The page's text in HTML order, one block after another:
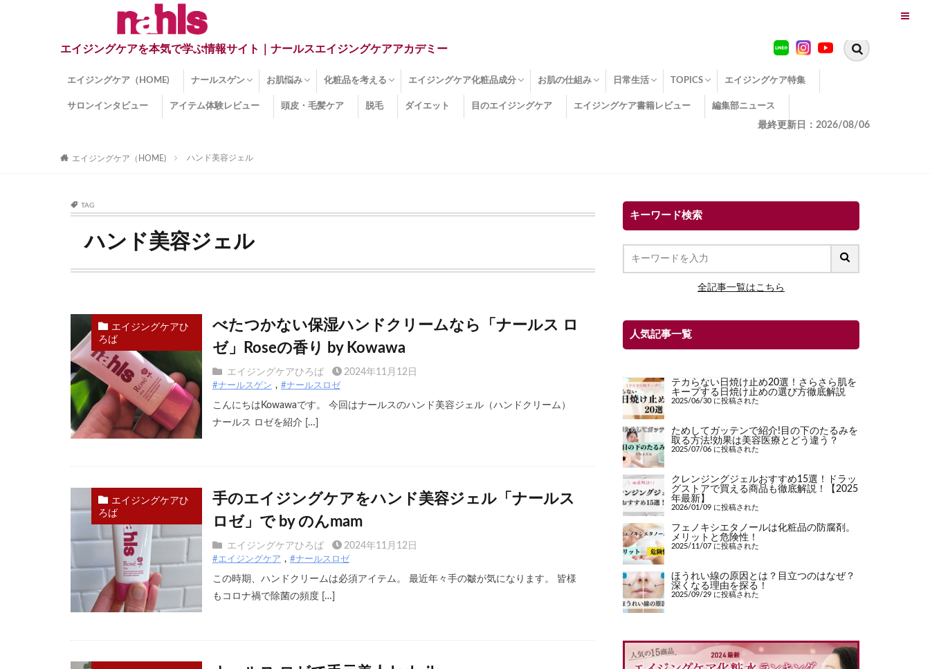
エイジングケアを本気で学ぶ情報サイト｜ナールスエイジングケアアカデミー
エイジングケア（HOME) ナールスゲン
ナールスゲンとは？
ナールスゲン関連成分
お肌悩み
インナードライ肌
くすみ
目の下のクマ
しみ
しわ
顔・頭皮のたるみ
ほうれい線
毛穴
手荒れ
乾燥肌
敏感肌
紫外線ダメージ
薄毛
その他のお肌悩み
化粧品を考える
エイジングケア化粧品
化粧水
美容液
保湿クリーム
酵素洗顔
ハンドクリーム
フェイスマスク
ほうれい線化粧品
コラーゲン化粧品
メイク化粧品
洗顔・クレンジング
オールインワン化粧品
その他の化粧品
エイジングケア化粧品成分
エイジングケア化粧品(成分)
セラミド
ネオダーミル
プロテオグリカン
ビタミンC誘導体
コラーゲン
その他の化粧品成分
お肌の仕組み
エイジング
ターンオーバー
皮下組織
表皮
真皮
表皮常在菌
女性ホルモン
その他
日常生活
糖化
便秘
TOPICS
エイジングケア TOPICS
コラーゲンサプリの効果
エイジングケアクイズ
季節別のエイジングケア
幸福とエイジングケア
温活でアンチエイジング
イオン導入
エイジングケア3つのポイント
エイジングケアセミナー
エイジングケアトピックス
動画でみるエイジングケア
エイジングケア特集
サロンインタビュー アイテム体験レビュー 頭皮・毛髪ケア 脱毛 ダイエット 目のエイジングケア エイジングケア書籍レビュー 編集部ニュース
最終更新日：2026/08/06
エイジングケア（HOME) ハンド美容ジェル
TAG
ハンド美容ジェル
エイジングケアひ
ろば
べたつかない保湿ハンドクリームなら「ナールス ロ
ゼ」Roseの香り by Kowawa
エイジングケアひろば 2024年11月12日
#ナールスゲン #ナールスロゼ
こんにちはKowawaです。 今回はナールスのハンド美容ジェル（ハンドクリーム）
ナールス ロゼを紹介 […]
エイジングケアひ
ろば
手のエイジングケアをハンド美容ジェル「ナールス
ロゼ」で by のんmam
エイジングケアひろば 2024年11月12日
#エイジングケア #ナールスロゼ
この時期、ハンドクリームは必須アイテム。 最近年々手の皺が気になります。 皆様
もコロナ禍で除菌の頻度 […]
キーワード検索
全記事一覧はこちら
人気記事一覧
テカらない日焼け止め20選！さらさら肌を
キープする日焼け止めの選び方徹底解説
2025/06/30 に投稿された
ためしてガッテンで紹介!目の下のたるみを
取る方法!効果は美容医療とどう違う？
2025/07/06 に投稿された
クレンジングジェルおすすめ15選！ドラッ
グストアで買える商品も徹底解説！【2025
年最新】
2026/01/09 に投稿された
フェノキシエタノールは化粧品の防腐剤。
メリットと危険性！
2025/11/07 に投稿された
ほうれい線の原因とは？目立つのはなぜ？
深くなる理由を探る！
2025/09/29 に投稿された